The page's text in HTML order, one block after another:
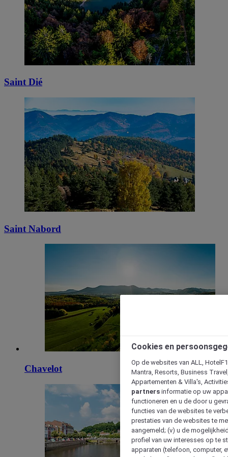
Saint Dié
Saint Nabord
Chavelot
Cookies en
Op de websites van ALL,
Mantra, Resorts, Business
Appartementen & Villa's,
partners informatie op uw
functioneren en u de door u
functies van de websites te
prestaties van de websites te
aangemeld; (v) u de
profiel van uw interesses op te
apparaten (telefoon, computer,